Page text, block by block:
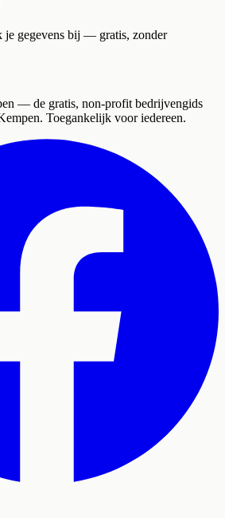
je gegevens bij — gratis, zonder
— de gratis, non-profit bedrijvengids
Toegankelijk voor iedereen.